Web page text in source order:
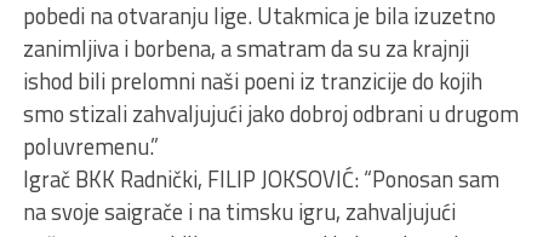
pobedi na otvaranju lige. Utakmica je bila izuzetno
zanimljiva i borbena, a smatram da su za krajnji
ishod bili prelomni naši poeni iz tranzicije do kojih
smo stizali zahvaljujući jako dobroj odbrani u drugom
poluvremenu.”
Igrač BKK Radnički, FILIP JOKSOVIĆ: “Ponosan sam
na svoje saigrače i na timsku igru, zahvaljujući